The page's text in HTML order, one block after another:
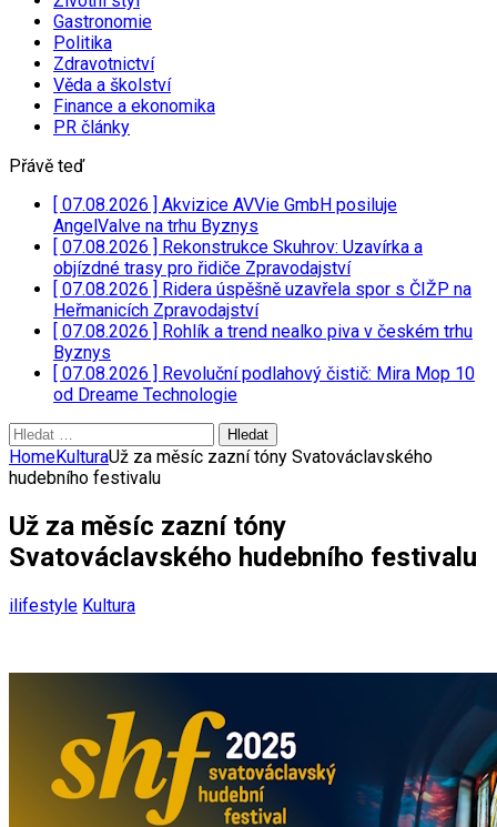
Gastronomie
Politika
Zdravotnictví
Věda a školství
Finance a ekonomika
PR články
Přávě teď
[ 07.08.2026 ] Akvizice AVVie GmbH posiluje
AngelValve na trhu Byznys
[ 07.08.2026 ] Rekonstrukce Skuhrov: Uzavírka a
objízdné trasy pro řidiče Zpravodajství
[ 07.08.2026 ] Ridera úspěšně uzavřela spor s ČIŽP na
Heřmanicích Zpravodajství
[ 07.08.2026 ] Rohlík a trend nealko piva v českém trhu
Byznys
[ 07.08.2026 ] Revoluční podlahový čistič: Mira Mop 10
od Dreame Technologie
Vyhledávání
HomeKulturaUž za měsíc zazní tóny Svatováclavského
hudebního festivalu
Už za měsíc zazní tóny
Svatováclavského hudebního festivalu
ilifestyle Kultura